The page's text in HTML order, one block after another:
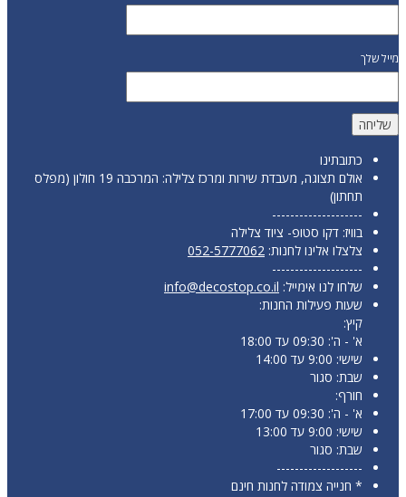
מייל שלך
כתובתינו
אולם תצוגה, מעבדת שירות ומרכז צלילה: המרכבה 19 חולון (מפלס
תחתון)
--------------------
בוויז: דקו סטופ- ציוד צלילה
צלצלו אלינו לחנות: 052-5777062
--------------------
שלחו לנו אימייל: info@decostop.co.il
שעות פעילות החנות:
קיץ:
א' - ה': 09:30 עד 18:00
שישי: 9:00 עד 14:00
שבת: סגור
חורף:
א' - ה': 09:30 עד 17:00
שישי: 9:00 עד 13:00
שבת: סגור
-------------------
* חנייה צמודה לחנות חינם